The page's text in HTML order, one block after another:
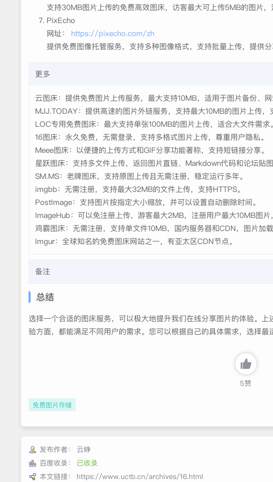
支持30MB图片上传的免费高效图床，访客最大可上传5MB的图片
PixEcho
网址： https://pixecho.com/zh
提供免费图像托管服务，支持多种图像格式，支持批量上传，提供
更多
云图床：提供免费图片上传服务，最大支持10MB，适用于图片备份、网
MJJ.TODAY：提供高速的图片外链服务，支持最大10MB的图片上传，
LOC专用免费图床：最大支持单张100MB的图片上传，适合大文件需求。
16图床：永久免费，无需登录，支持多格式图片上传，尊重用户隐私。
Meee图床：以便捷的上传方式和GIF分享功能著称，支持短链接分享。
星跃图床：支持多文件上传，返回图片直链、Markdown代码和论坛贴图
SM.MS：老牌图床，支持原图上传且无需注册，稳定运行多年。
imgbb：无需注册，支持最大32MB的文件上传，支持HTTPS。
PostImage：支持图片按指定大小缩放，并可以设置自动删除时间。
ImageHub：可以免注册上传，游客最大2MB，注册用户最大10MB图片
鸡霸图床：无需注册，支持单文件10MB，国内服务器和CDN，图片加载
Imgur：全球知名的免费图床网站之一，有亚太区CDN节点。
备注
这些网站各有特点，您可以根据自己的需求选择合适的服务。
总结
选择一个合适的图床服务，可以极大地提升我们在线分享图片的体验。
验方面，都能满足不同用户的需求。您可以根据自己的具体需求，选择最
5赞
免费图片存储
发布作者：
云峥
百度收录：
已收录
本文链接：
https://www.uctb.cn/archives/16.html